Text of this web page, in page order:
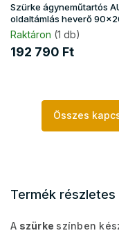
Szürke ágyneműtartós
oldaltámlás heverő
Raktáron (1 db)
192 790 Ft
Összes
Termék részletes
A szürke színben